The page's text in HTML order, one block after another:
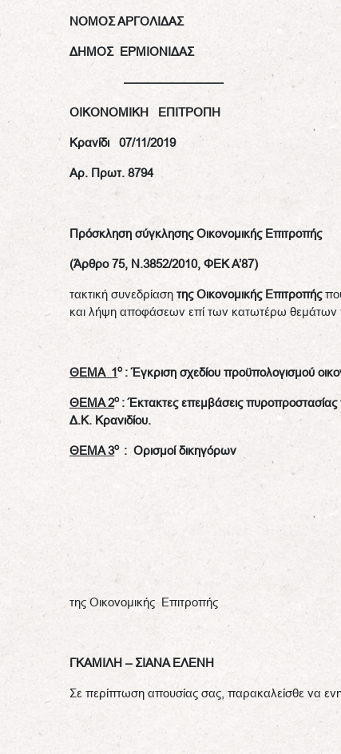
ΝΟΜΟΣ ΑΡΓΟΛΙΔΑΣ
ΔΗΜΟΣ ΕΡΜΙΟΝΙΔΑΣ
————————-
OIKONOMIKH
Κρανίδι 07/11/2019
Αρ. Πρωτ. 8794
Πρόσκληση σύγκλησης Οικονομικής Επιτροπής
(Άρθρο 75, Ν.3852/2010, ΦΕΚ Α’87)
τακτική συνεδρίαση της Οικονομικής Επιτροπής
και λήψη αποφάσεων επί των κατωτέρω θεμάτων
ΘΕΜΑ 1ο : Έγκριση σχεδίου προϋπολογισμού
ΘΕΜΑ 2ο : Έκτακτες επεμβάσεις
Δ.Κ. Κρανιδίου.
ΘΕΜΑ3ο : Ορισμοί δικηγόρων
της Οικονομικής Επιτροπής
ΓΚΑΜΙΛΗ – ΣΙΑΝΑ ΕΛΕΝΗ
Σε περίπτωση απουσίας σας, παρακαλείσθε να